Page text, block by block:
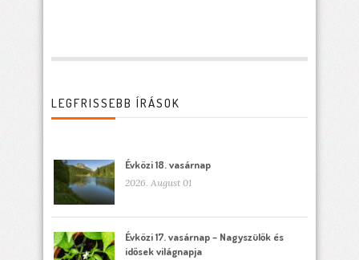
LEGFRISSEBB ÍRÁSOK
Évközi 18. vasárnap
2026. August 01
Évközi 17. vasárnap – Nagyszülők és
idősek világnapja